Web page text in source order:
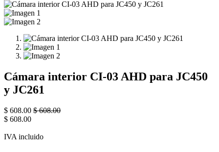
Cámara interior CI-03 AHD para JC450
y JC261
$ 608.00 $608.00
$ 608.00
IVA incluido